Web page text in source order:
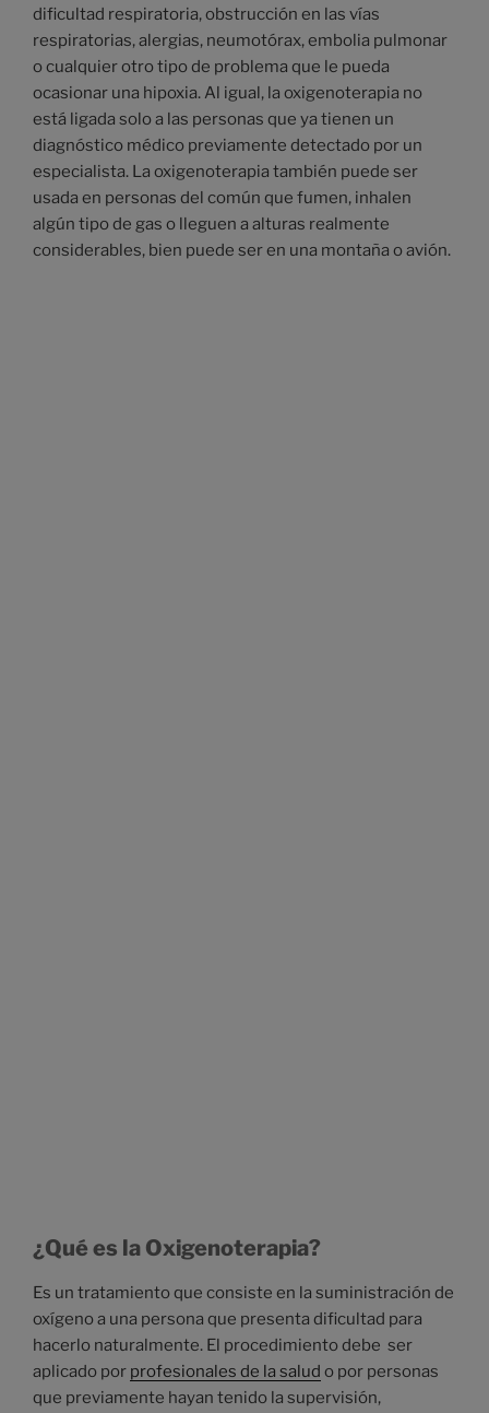
dificultad respiratoria, obstrucción en las vías
respiratorias, alergias, neumotórax, embolia pulmonar
o cualquier otro tipo de problema que le pueda
ocasionar una hipoxia. Al igual, la oxigenoterapia no
está ligada solo a las personas que ya tienen un
diagnóstico médico previamente detectado por un
especialista. La oxigenoterapia también puede ser
usada en personas del común que fumen, inhalen
algún tipo de gas o lleguen a alturas realmente
considerables, bien puede ser en una montaña o avión.
¿Qué es la Oxigenoterapia?
Es un tratamiento que consiste en la suministración de
oxígeno a una persona que presenta dificultad para
hacerlo naturalmente. El procedimiento debe ser
aplicado por profesionales de la salud o por personas
que previamente hayan tenido la supervisión,